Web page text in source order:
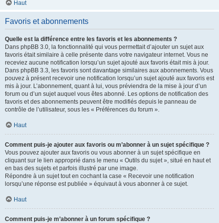
Haut
Favoris et abonnements
Quelle est la différence entre les favoris et les abonnements ?
Dans phpBB 3.0, la fonctionnalité qui vous permettait d’ajouter un sujet aux
favoris était similaire à celle présente dans votre navigateur internet. Vous ne
receviez aucune notification lorsqu’un sujet ajouté aux favoris était mis à jour.
Dans phpBB 3.3, les favoris sont davantage similaires aux abonnements. Vous
pouvez à présent recevoir une notification lorsqu’un sujet ajouté aux favoris est
mis à jour. L’abonnement, quant à lui, vous préviendra de la mise à jour d’un
forum ou d’un sujet auquel vous êtes abonné. Les options de notification des
favoris et des abonnements peuvent être modifiés depuis le panneau de
contrôle de l’utilisateur, sous les « Préférences du forum ».
Haut
Comment puis-je ajouter aux favoris ou m’abonner à un sujet spécifique ?
Vous pouvez ajouter aux favoris ou vous abonner à un sujet spécifique en
cliquant sur le lien approprié dans le menu « Outils du sujet », situé en haut et
en bas des sujets et parfois illustré par une image.
Répondre à un sujet tout en cochant la case « Recevoir une notification
lorsqu’une réponse est publiée » équivaut à vous abonner à ce sujet.
Haut
Comment puis-je m’abonner à un forum spécifique ?